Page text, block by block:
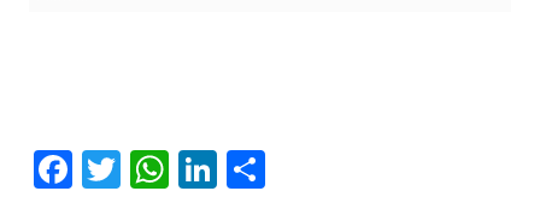
Fa T W Li